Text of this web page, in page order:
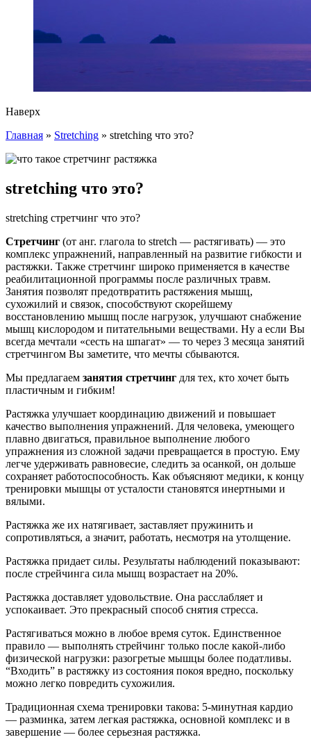
Наверх
Главная » Stretching » stretching что это?
stretching что это?
stretching стретчинг что это?
Стретчинг (от анг. глагола to stretch — растягивать) — это
комплекс упражнений, направленный на развитие гибкости и
растяжки. Также стретчинг широко применяется в качестве
реабилитационной программы после различных травм.
Занятия позволят предотвратить растяжения мышц,
сухожилий и связок, способствуют скорейшему
восстановлению мышщ после нагрузок, улучшают снабжение
мышц кислородом и питательными веществами. Ну а если Вы
всегда мечтали «сесть на шпагат» — то через 3 месяца занятий
стретчингом Вы заметите, что мечты сбываются.
Мы предлагаем занятия стретчинг для тех, кто хочет быть
пластичным и гибким!
Растяжка улучшает координацию движений и повышает
качество выполнения упражнений. Для человека, умеющего
плавно двигаться, правильное выполнение любого
упражнения из сложной задачи превращается в простую. Ему
легче удерживать равновесие, следить за осанкой, он дольше
сохраняет работоспособность. Как объясняют медики, к концу
тренировки мышцы от усталости становятся инертными и
вялыми.
Растяжка же их натягивает, заставляет пружинить и
сопротивляться, а значит, работать, несмотря на утолщение.
Растяжка придает силы. Результаты наблюдений показывают:
после стрейчинга сила мышц возрастает на 20%.
Растяжка доставляет удовольствие. Она расслабляет и
успокаивает. Это прекрасный способ снятия стресса.
Растягиваться можно в любое время суток. Единственное
правило — выполнять стрейчинг только после какой-либо
физической нагрузки: разогретые мышцы более податливы.
“Входить” в растяжку из состояния покоя вредно, поскольку
можно легко повредить сухожилия.
Традиционная схема тренировки такова: 5-минутная кардио
— разминка, затем легкая растяжка, основной комплекс и в
завершение — более серьезная растяжка.